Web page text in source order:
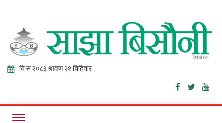
Sajha
Online News Portal